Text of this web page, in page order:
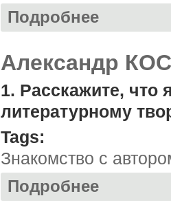
Подробнее
Александр
1. Расскажите,
литературному
Tags:
Знакомство с
Подробнее